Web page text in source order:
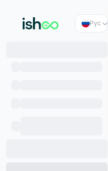
Рус